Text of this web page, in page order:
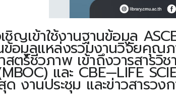
ข้าใช้งานฐานข้อมูล
ข้อมูลแหล่งรวมงานวิจัยคุณภ
สตร์ชีวภาพ เข้าถึงวารสารวิ
และ CBE—LIFE
งานประชุม และข่าวสารวง